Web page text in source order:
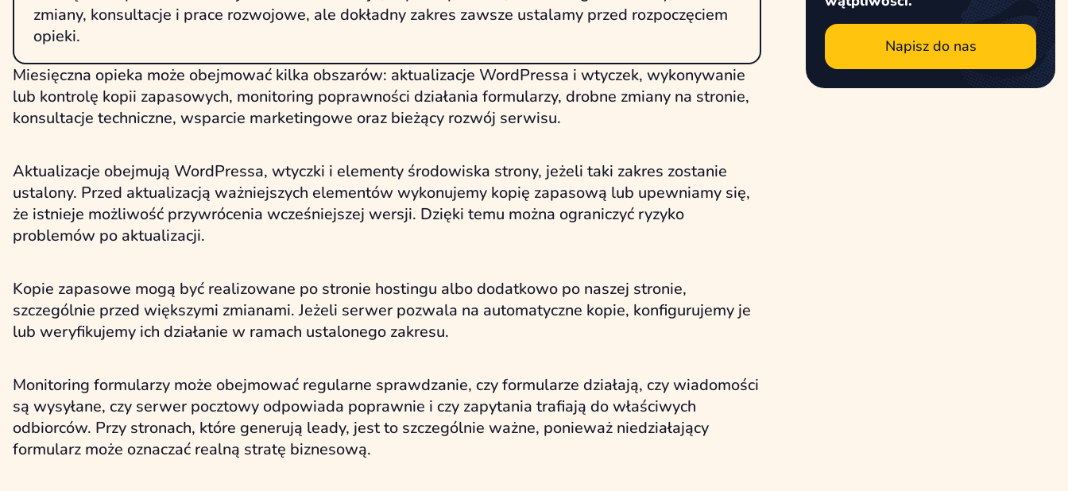
zmiany, konsultacje i prace rozwojowe, ale dokładny zakres zawsze ustalamy przed rozpoczęciem
opieki.
Miesięczna opieka może obejmować kilka obszarów: aktualizacje WordPressa i wtyczek, wykonywanie
lub kontrolę kopii zapasowych, monitoring poprawności działania formularzy, drobne zmiany na stronie,
konsultacje techniczne, wsparcie marketingowe oraz bieżący rozwój serwisu.
Aktualizacje obejmują WordPressa, wtyczki i elementy środowiska strony, jeżeli taki zakres zostanie
ustalony. Przed aktualizacją ważniejszych elementów wykonujemy kopię zapasową lub upewniamy się,
że istnieje możliwość przywrócenia wcześniejszej wersji. Dzięki temu można ograniczyć ryzyko
problemów po aktualizacji.
Kopie zapasowe mogą być realizowane po stronie hostingu albo dodatkowo po naszej stronie,
szczególnie przed większymi zmianami. Jeżeli serwer pozwala na automatyczne kopie, konfigurujemy je
lub weryfikujemy ich działanie w ramach ustalonego zakresu.
Monitoring formularzy może obejmować regularne sprawdzanie, czy formularze działają, czy wiadomości
są wysyłane, czy serwer pocztowy odpowiada poprawnie i czy zapytania trafiają do właściwych
odbiorców. Przy stronach, które generują leady, jest to szczególnie ważne, ponieważ niedziałający
formularz może oznaczać realną stratę biznesową.
Napisz do nas